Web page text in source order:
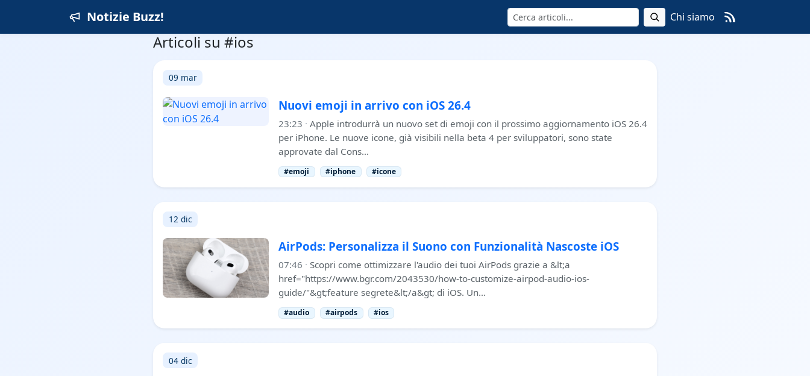
Notizie Buzz! Cerca Chi siamo
Articoli su #ios
09 mar
Nuovi emoji in arrivo con iOS 26.4
23:23 · Apple introdurrà un nuovo set di emoji con il prossimo aggiornamento iOS 26.4
per iPhone. Le nuove icone, già visibili nella beta 4 per sviluppatori, sono state
approvate dal Cons…
#emoji #iphone #icone
12 dic
AirPods: Personalizza il Suono con Funzionalità Nascoste iOS
07:46 · Scopri come ottimizzare l'audio dei tuoi AirPods grazie a &lt;a
href="https://www.bgr.com/2043530/how-to-customize-airpod-audio-ios-
guide/"&gt;feature segrete&lt;/a&gt; di iOS. Un…
#audio #airpods #ios
04 dic